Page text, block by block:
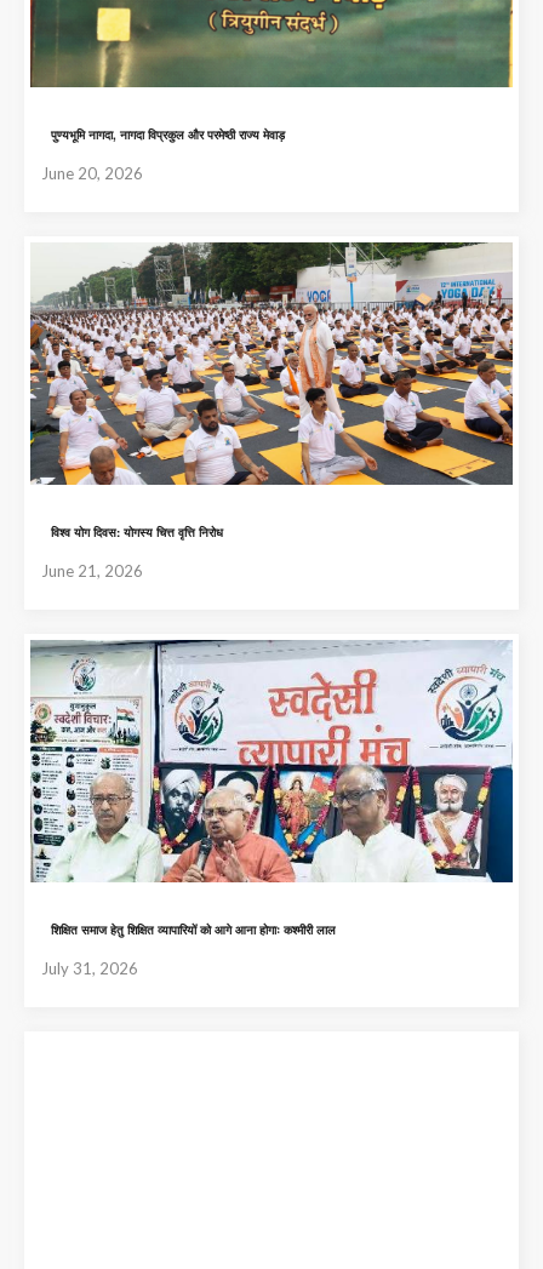
पुण्यभूमि नागदा, नागदा विप्रकुल और परमेष्ठी राज्य मेवाड़
June 20, 2026
विश्व योग दिवस: योगस्य चित्त वृत्ति निरोध
June 21, 2026
शिक्षित समाज हेतु शिक्षित व्यापारियों को आगे आना होगाः कश्मीरी लाल
July 31, 2026